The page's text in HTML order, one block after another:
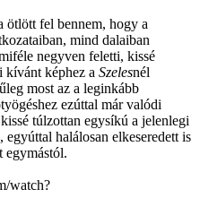
ötlött fel bennem, hogy a
mind dalaiban
negyven feletti, kissé
kívánt képhez a Szelesnél
most az a leginkább
ezúttal már valódi
túlzottan egysíkú a jelenlegi
halálosan elkeseredett is
egymástól.
watch?